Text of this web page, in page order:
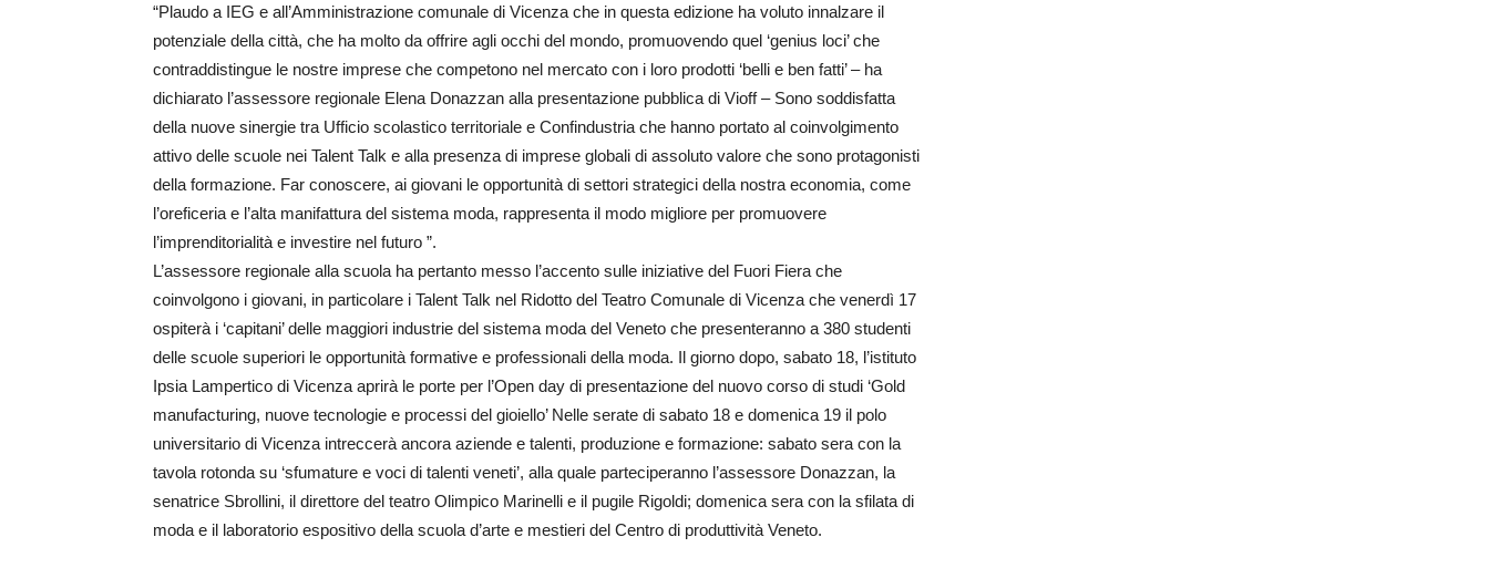
“Plaudo a IEG e all’Amministrazione comunale di Vicenza che in questa edizione ha voluto innalzare il
potenziale della città, che ha molto da offrire agli occhi del mondo, promuovendo quel ‘genius loci’ che
contraddistingue le nostre imprese che competono nel mercato con i loro prodotti ‘belli e ben fatti’ – ha
dichiarato l’assessore regionale Elena Donazzan alla presentazione pubblica di Vioff – Sono soddisfatta
della nuove sinergie tra Ufficio scolastico territoriale e Confindustria che hanno portato al coinvolgimento
attivo delle scuole nei Talent Talk e alla presenza di imprese globali di assoluto valore che sono protagonisti
della formazione. Far conoscere, ai giovani le opportunità di settori strategici della nostra economia, come
l’oreficeria e l’alta manifattura del sistema moda, rappresenta il modo migliore per promuovere
l’imprenditorialità e investire nel futuro ”.
L’assessore regionale alla scuola ha pertanto messo l’accento sulle iniziative del Fuori Fiera che
coinvolgono i giovani, in particolare i Talent Talk nel Ridotto del Teatro Comunale di Vicenza che venerdì 17
ospiterà i ‘capitani’ delle maggiori industrie del sistema moda del Veneto che presenteranno a 380 studenti
delle scuole superiori le opportunità formative e professionali della moda. Il giorno dopo, sabato 18, l’istituto
Ipsia Lampertico di Vicenza aprirà le porte per l’Open day di presentazione del nuovo corso di studi ‘Gold
manufacturing, nuove tecnologie e processi del gioiello’ Nelle serate di sabato 18 e domenica 19 il polo
universitario di Vicenza intreccerà ancora aziende e talenti, produzione e formazione: sabato sera con la
tavola rotonda su ‘sfumature e voci di talenti veneti’, alla quale parteciperanno l’assessore Donazzan, la
senatrice Sbrollini, il direttore del teatro Olimpico Marinelli e il pugile Rigoldi; domenica sera con la sfilata di
moda e il laboratorio espositivo della scuola d’arte e mestieri del Centro di produttività Veneto.